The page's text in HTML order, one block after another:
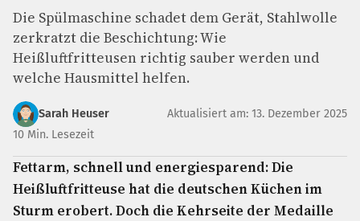
Die Spülmaschine schadet dem Gerät, Stahlwolle
zerkratzt die Beschichtung: Wie
Heißluftfritteusen richtig sauber werden und
welche Hausmittel helfen.
Sarah Heuser
Aktualisiert am: 13. Dezember 2025
10 Min. Lesezeit
Fettarm, schnell und energiesparend: Die
Heißluftfritteuse hat die deutschen Küchen im
Sturm erobert. Doch die Kehrseite der Medaille